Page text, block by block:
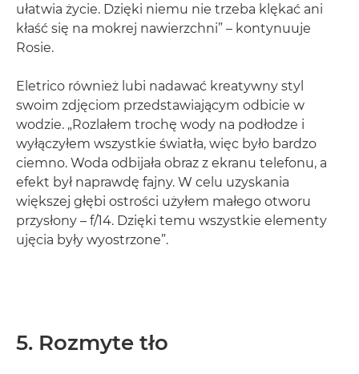
ułatwia życie. Dzięki niemu nie trzeba klękać ani
kłaść się na mokrej nawierzchni” – kontynuuje
Rosie.
Eletrico również lubi nadawać kreatywny styl
swoim zdjęciom przedstawiającym odbicie w
wodzie. „Rozlałem trochę wody na podłodze i
wyłączyłem wszystkie światła, więc było bardzo
ciemno. Woda odbijała obraz z ekranu telefonu, a
efekt był naprawdę fajny. W celu uzyskania
większej głębi ostrości użyłem małego otworu
przysłony – f/14. Dzięki temu wszystkie elementy
ujęcia były wyostrzone”.
5. Rozmyte tło